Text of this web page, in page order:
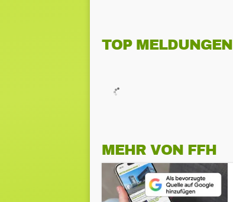
TOP MELDUNGEN
MEHR VON FFH